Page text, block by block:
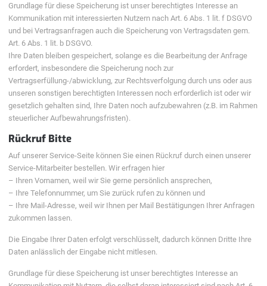
Grundlage für diese Speicherung ist unser berechtigtes Interesse an
Kommunikation mit interessierten Nutzern nach Art. 6 Abs. 1 lit. f DSGVO
und bei Vertragsanfragen auch die Speicherung von Vertragsdaten gem.
Art. 6 Abs. 1 lit. b DSGVO.
Ihre Daten bleiben gespeichert, solange es die Bearbeitung der Anfrage
erfordert, insbesondere die Speicherung noch zur
Vertragserfüllung-/abwicklung, zur Rechtsverfolgung durch uns oder aus
unseren sonstigen berechtigten Interessen noch erforderlich ist oder wir
gesetzlich gehalten sind, Ihre Daten noch aufzubewahren (z.B. im Rahmen
steuerlicher Aufbewahrungsfristen).
Rückruf Bitte
Auf unserer Service-Seite können Sie einen Rückruf durch einen unserer
Service-Mitarbeiter bestellen. Wir erfragen hier
– Ihren Vornamen, weil wir Sie gerne persönlich ansprechen,
– Ihre Telefonnummer, um Sie zurück rufen zu können und
– Ihre Mail-Adresse, weil wir Ihnen per Mail Bestätigungen Ihrer Anfragen
zukommen lassen.
Die Eingabe Ihrer Daten erfolgt verschlüsselt, dadurch können Dritte Ihre
Daten anlässlich der Eingabe nicht mitlesen.
Grundlage für diese Speicherung ist unser berechtigtes Interesse an